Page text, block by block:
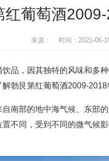
红葡萄酒
来源： 时间：2021-06-
品，因其独特的风味和多
勃艮第红葡萄酒2009-2018
南部的地中海气候、东部
不同，受到不同的微气候